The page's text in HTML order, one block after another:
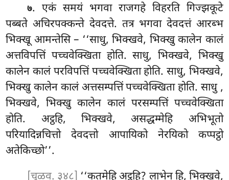
७. एकं समयं भगवा राजगहे विहरति गिज्झकूटे
पब्बते अचिरपक्कन्ते देवदत्ते. तत्र भगवा देवदत्तं आरब्भ
भिक्खू आमन्तेसि – ‘‘साधु, भिक्खवे, भिक्खु कालेन कालं
अत्तविपत्तिं पच्चवेक्खिता होति. साधु, भिक्खवे, भिक्खु
कालेन कालं परविपत्तिं पच्चवेक्खिताहोति. साधु, भिक्खवे,
भिक्खु कालेन कालं अत्तसम्पत्तिं पच्चवेक्खिता होति. साधु ,
भिक्खवे, भिक्खु कालेन कालं परसम्पत्तिं पच्चवेक्खिता
होति. अट्ठहि, भिक्खवे, असद्धम्मेहि अभिभूतो
परियादिन्नचित्तो देवदत्तो आपायिको नेरयिको कप्पट्ठो
अतेकिच्छो’’.
[चूळव. ३४८] ‘‘कतमेहि अट्ठहि? लाभेन हि, भिक्खवे,